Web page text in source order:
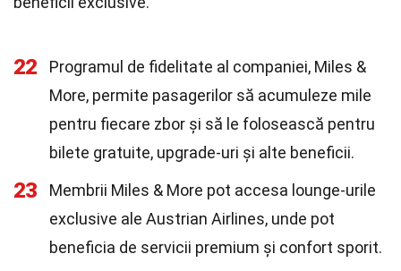
22
Programul de fidelitate al companiei, Miles &
More, permite pasagerilor să acumuleze mile
pentru fiecare zbor și să le folosească pentru
bilete gratuite, upgrade-uri și alte beneficii.
23
Membrii Miles & More pot accesa lounge-urile
exclusive ale Austrian Airlines, unde pot
beneficia de servicii premium și confort sporit.